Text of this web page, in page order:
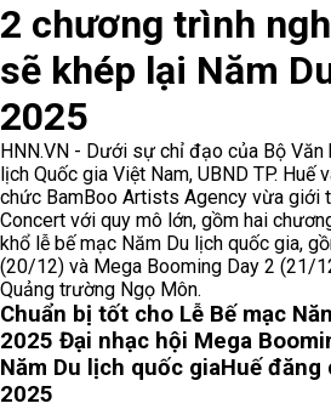
2 chương trình
sẽ khép lại Năm
2025
HNN.VN - Dưới sự chỉ đạo của Bộ Văn
lịch Quốc gia Việt Nam, UBND TP. Huế
chức BamBoo Artists Agency vừa giới
Concert với quy mô lớn, gồm hai
khổ lễ bế mạc Năm Du lịch quốc gia,
(20/12) và Mega Booming Day 2 (21/
Quảng trường Ngọ Môn.
Chuẩn bị tốt cho Lễ Bế mạc
2025 Đại nhạc hội Mega
Năm Du lịch quốc giaHuế đăng
2025